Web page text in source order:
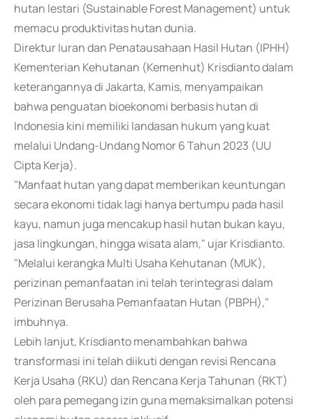
hutan lestari (Sustainable Forest Management) untuk
memacu produktivitas hutan dunia.
Direktur Iuran dan Penatausahaan Hasil Hutan (IPHH)
Kementerian Kehutanan (Kemenhut) Krisdianto dalam
keterangannya di Jakarta, Kamis, menyampaikan
bahwa penguatan bioekonomi berbasis hutan di
Indonesia kini memiliki landasan hukum yang kuat
melalui Undang-Undang Nomor 6 Tahun 2023 (UU
Cipta Kerja).
"Manfaat hutan yang dapat memberikan keuntungan
secara ekonomi tidak lagi hanya bertumpu pada hasil
kayu, namun juga mencakup hasil hutan bukan kayu,
jasa lingkungan, hingga wisata alam," ujar Krisdianto.
"Melalui kerangka Multi Usaha Kehutanan (MUK),
perizinan pemanfaatan ini telah terintegrasi dalam
Perizinan Berusaha Pemanfaatan Hutan (PBPH),"
imbuhnya.
Lebih lanjut, Krisdianto menambahkan bahwa
transformasi ini telah diikuti dengan revisi Rencana
Kerja Usaha (RKU) dan Rencana Kerja Tahunan (RKT)
oleh para pemegang izin guna memaksimalkan potensi